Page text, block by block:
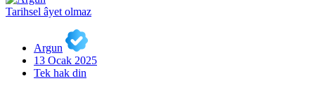
Tarihsel âyet olmaz
Argun
13 Ocak 2025
Tek hak din